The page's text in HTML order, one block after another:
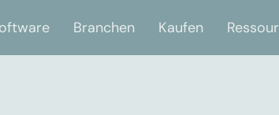
Branchen Kaufen